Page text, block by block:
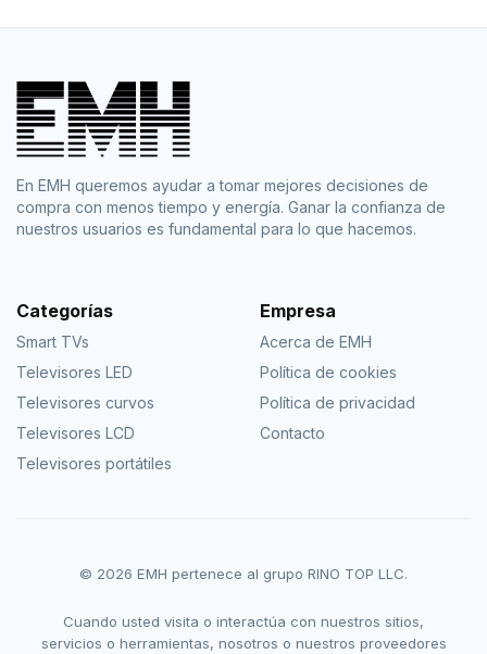
En EMH queremos ayudar a tomar mejores decisiones de
compra con menos tiempo y energía. Ganar la confianza de
nuestros usuarios es fundamental para lo que hacemos.
Categorías
Smart TVs
Televisores LED
Televisores curvos
Televisores LCD
Televisores portátiles
Empresa
Acerca de EMH
Política de cookies
Política de privacidad
Contacto
© 2026 EMH pertenece al grupo RINO TOP LLC.
Cuando usted visita o interactúa con nuestros sitios,
servicios o herramientas, nosotros o nuestros proveedores